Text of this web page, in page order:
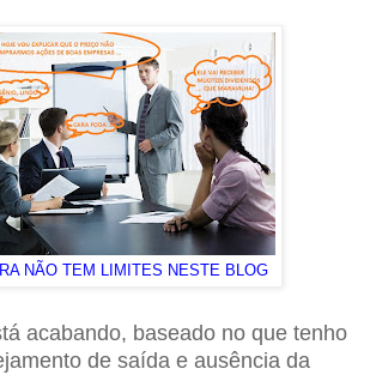
NÃO TEM LIMITES NESTE BLOG
acabando, baseado no que tenho
de saída e ausência da